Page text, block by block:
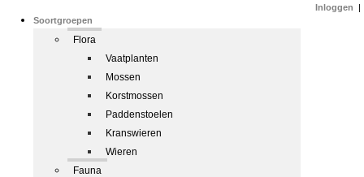
Soortgroepen
Flora
Vaatplanten
Mossen
Korstmossen
Paddenstoelen
Kranswieren
Wieren
Fauna
Inloggen |